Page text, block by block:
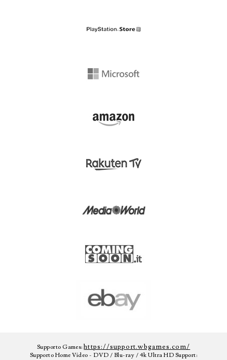
Supporto Games:https://support.wbgames.com/
Supporto Home Video - DVD / Blu-ray / 4k Ultra HD Support: